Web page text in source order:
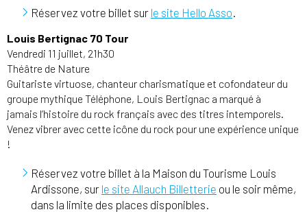
Réservez votre billet sur le site Hello Asso.
Louis Bertignac 70 Tour
Vendredi 11 juillet, 21h30
Théâtre de Nature
Guitariste virtuose, chanteur charismatique et cofondateur du
groupe mythique Téléphone, Louis Bertignac a marqué à
jamais l’histoire du rock français avec des titres intemporels.
Venez vibrer avec cette icône du rock pour une expérience unique
!
Réservez votre billet à la Maison du Tourisme Louis
Ardissone, sur le site Allauch Billetterie ou le soir même,
dans la limite des places disponibles.